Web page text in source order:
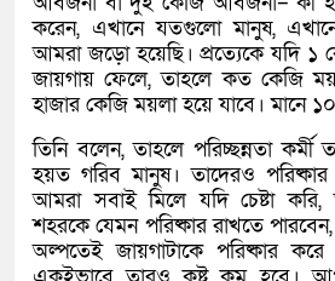
করেন, এখানে যতগুলো মানুষ,
আমরা জড়ো হয়েছি। প্রত্যেকে যদি ১
জায়গায় ফেলে, তাহলে কত কেজি
হাজার কেজি ময়লা হয়ে যাবে। মানে
তিনি বলেন, তাহলে পরিচ্ছন্নতা কর্মী
হয়ত গরিব মানুষ। তাদেরও
আমরা সবাই মিলে যদি চেষ্টা
শহরকে যেমন পরিষ্কার রাখতে পারবেন,
অল্পতেই জায়গাটাকে পরিষ্কার